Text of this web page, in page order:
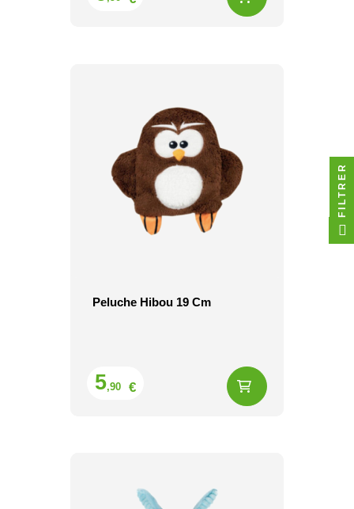
Peluche Hibou 19 Cm
5,90 €
FILTRER